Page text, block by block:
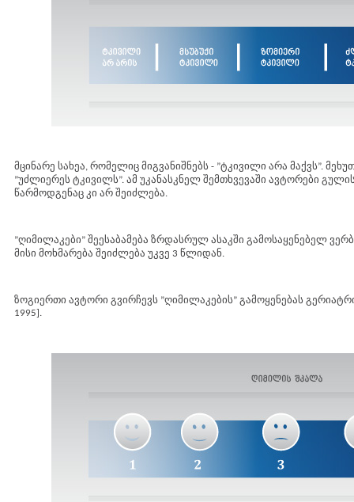
მცინარე სახეა, რომელიც მიგვანიშნებს - ”ტკივილი არა მაქვს”.
”უძლიერეს ტკივილს”. ამ უკანასკნელ შემთხვევაში ავტორები
წარმოდგენაც კი არ შეიძლება.
”ღიმილაკები” შეესაბამება ზრდასრულ ასაკში გამოსაყენებელ
მისი მოხმარება შეიძლება უკვე 3 წლიდან.
ზოგიერთი ავტორი გვირჩევს ”ღიმილაკების” გამოყენებას
1995].